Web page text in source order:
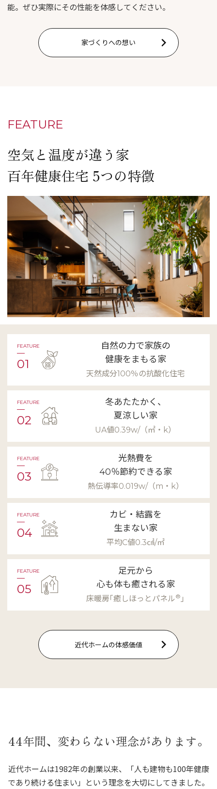
能。ぜひ実際にその性能を体感してください。
家づくりへの想い
FEATURE
空気と温度が違う家
百年健康住宅 5つの特徴
FEATURE
01
自然の力で家族の
健康をまもる家
天然成分100％の抗酸化住宅
FEATURE
02
冬あたたかく、
夏涼しい家
UA値0.39w/（㎡・k）
FEATURE
03
光熱費を
40％節約できる家
熱伝導率0.019w/（m・k）
FEATURE
04
カビ・結露を
生まない家
平均C値0.3㎠/㎡
FEATURE
05
足元から
心も体も癒される家
床暖房｢癒しほっとパネル® ｣
近代ホームの体感価値
44年間、変わらない理念があります。
近代ホームは1982年の創業以来、「人も建物も100年健康
であり続ける住まい」という理念を大切にしてきました。